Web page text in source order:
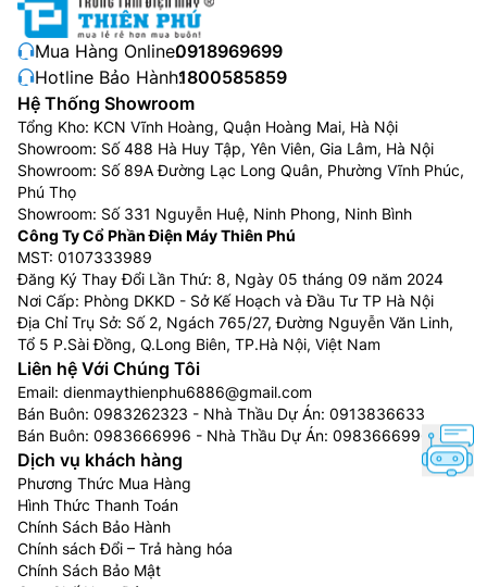
Mua Hàng Online:0918969699
Hotline Bảo Hành:1800585859
Hệ Thống Showroom
Tổng Kho: KCN Vĩnh Hoàng, Quận Hoàng Mai, Hà Nội
Showroom: Số 488 Hà Huy Tập, Yên Viên, Gia Lâm, Hà Nội
Showroom: Số 89A Đường Lạc Long Quân, Phường Vĩnh Phúc,
Phú Thọ
Showroom: Số 331 Nguyễn Huệ, Ninh Phong, Ninh Bình
Công Ty Cổ Phần Điện Máy Thiên Phú
MST: 0107333989
Đăng Ký Thay Đổi Lần Thứ: 8, Ngày 05 tháng 09 năm 2024
Nơi Cấp: Phòng DKKD - Sở Kế Hoạch và Đầu Tư TP Hà Nội
Địa Chỉ Trụ Sở: Số 2, Ngách 765/27, Đường Nguyễn Văn Linh,
Tổ 5 P.Sài Đồng, Q.Long Biên, TP.Hà Nội, Việt Nam
Liên hệ Với Chúng Tôi
Email: dienmaythienphu6886@gmail.com
Bán Buôn: 0983262323 - Nhà Thầu Dự Án: 0913836633
Bán Buôn: 0983666996 - Nhà Thầu Dự Án: 0983666996
Dịch vụ khách hàng
Phương Thức Mua Hàng
Hình Thức Thanh Toán
Chính Sách Bảo Hành
Chính sách Đổi – Trả hàng hóa
Chính Sách Bảo Mật